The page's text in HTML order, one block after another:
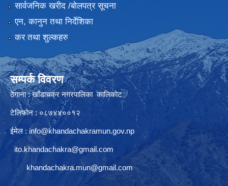
सार्वजनिक खरीद /बोलपत्र सूचना
एन, कानुन तथा निर्देशिका
कर तथा शुल्कहरु
सम्पर्क विवरण
ठेगाना : खाँडाचक्र नगरपालिका कालिकाेट
टेलिफोन : ०८७४४००१२
ईमेल : info@khandachakramun.gov.np
ito.khandachakra@gmail.com
khandachakra.mun@gmail.com